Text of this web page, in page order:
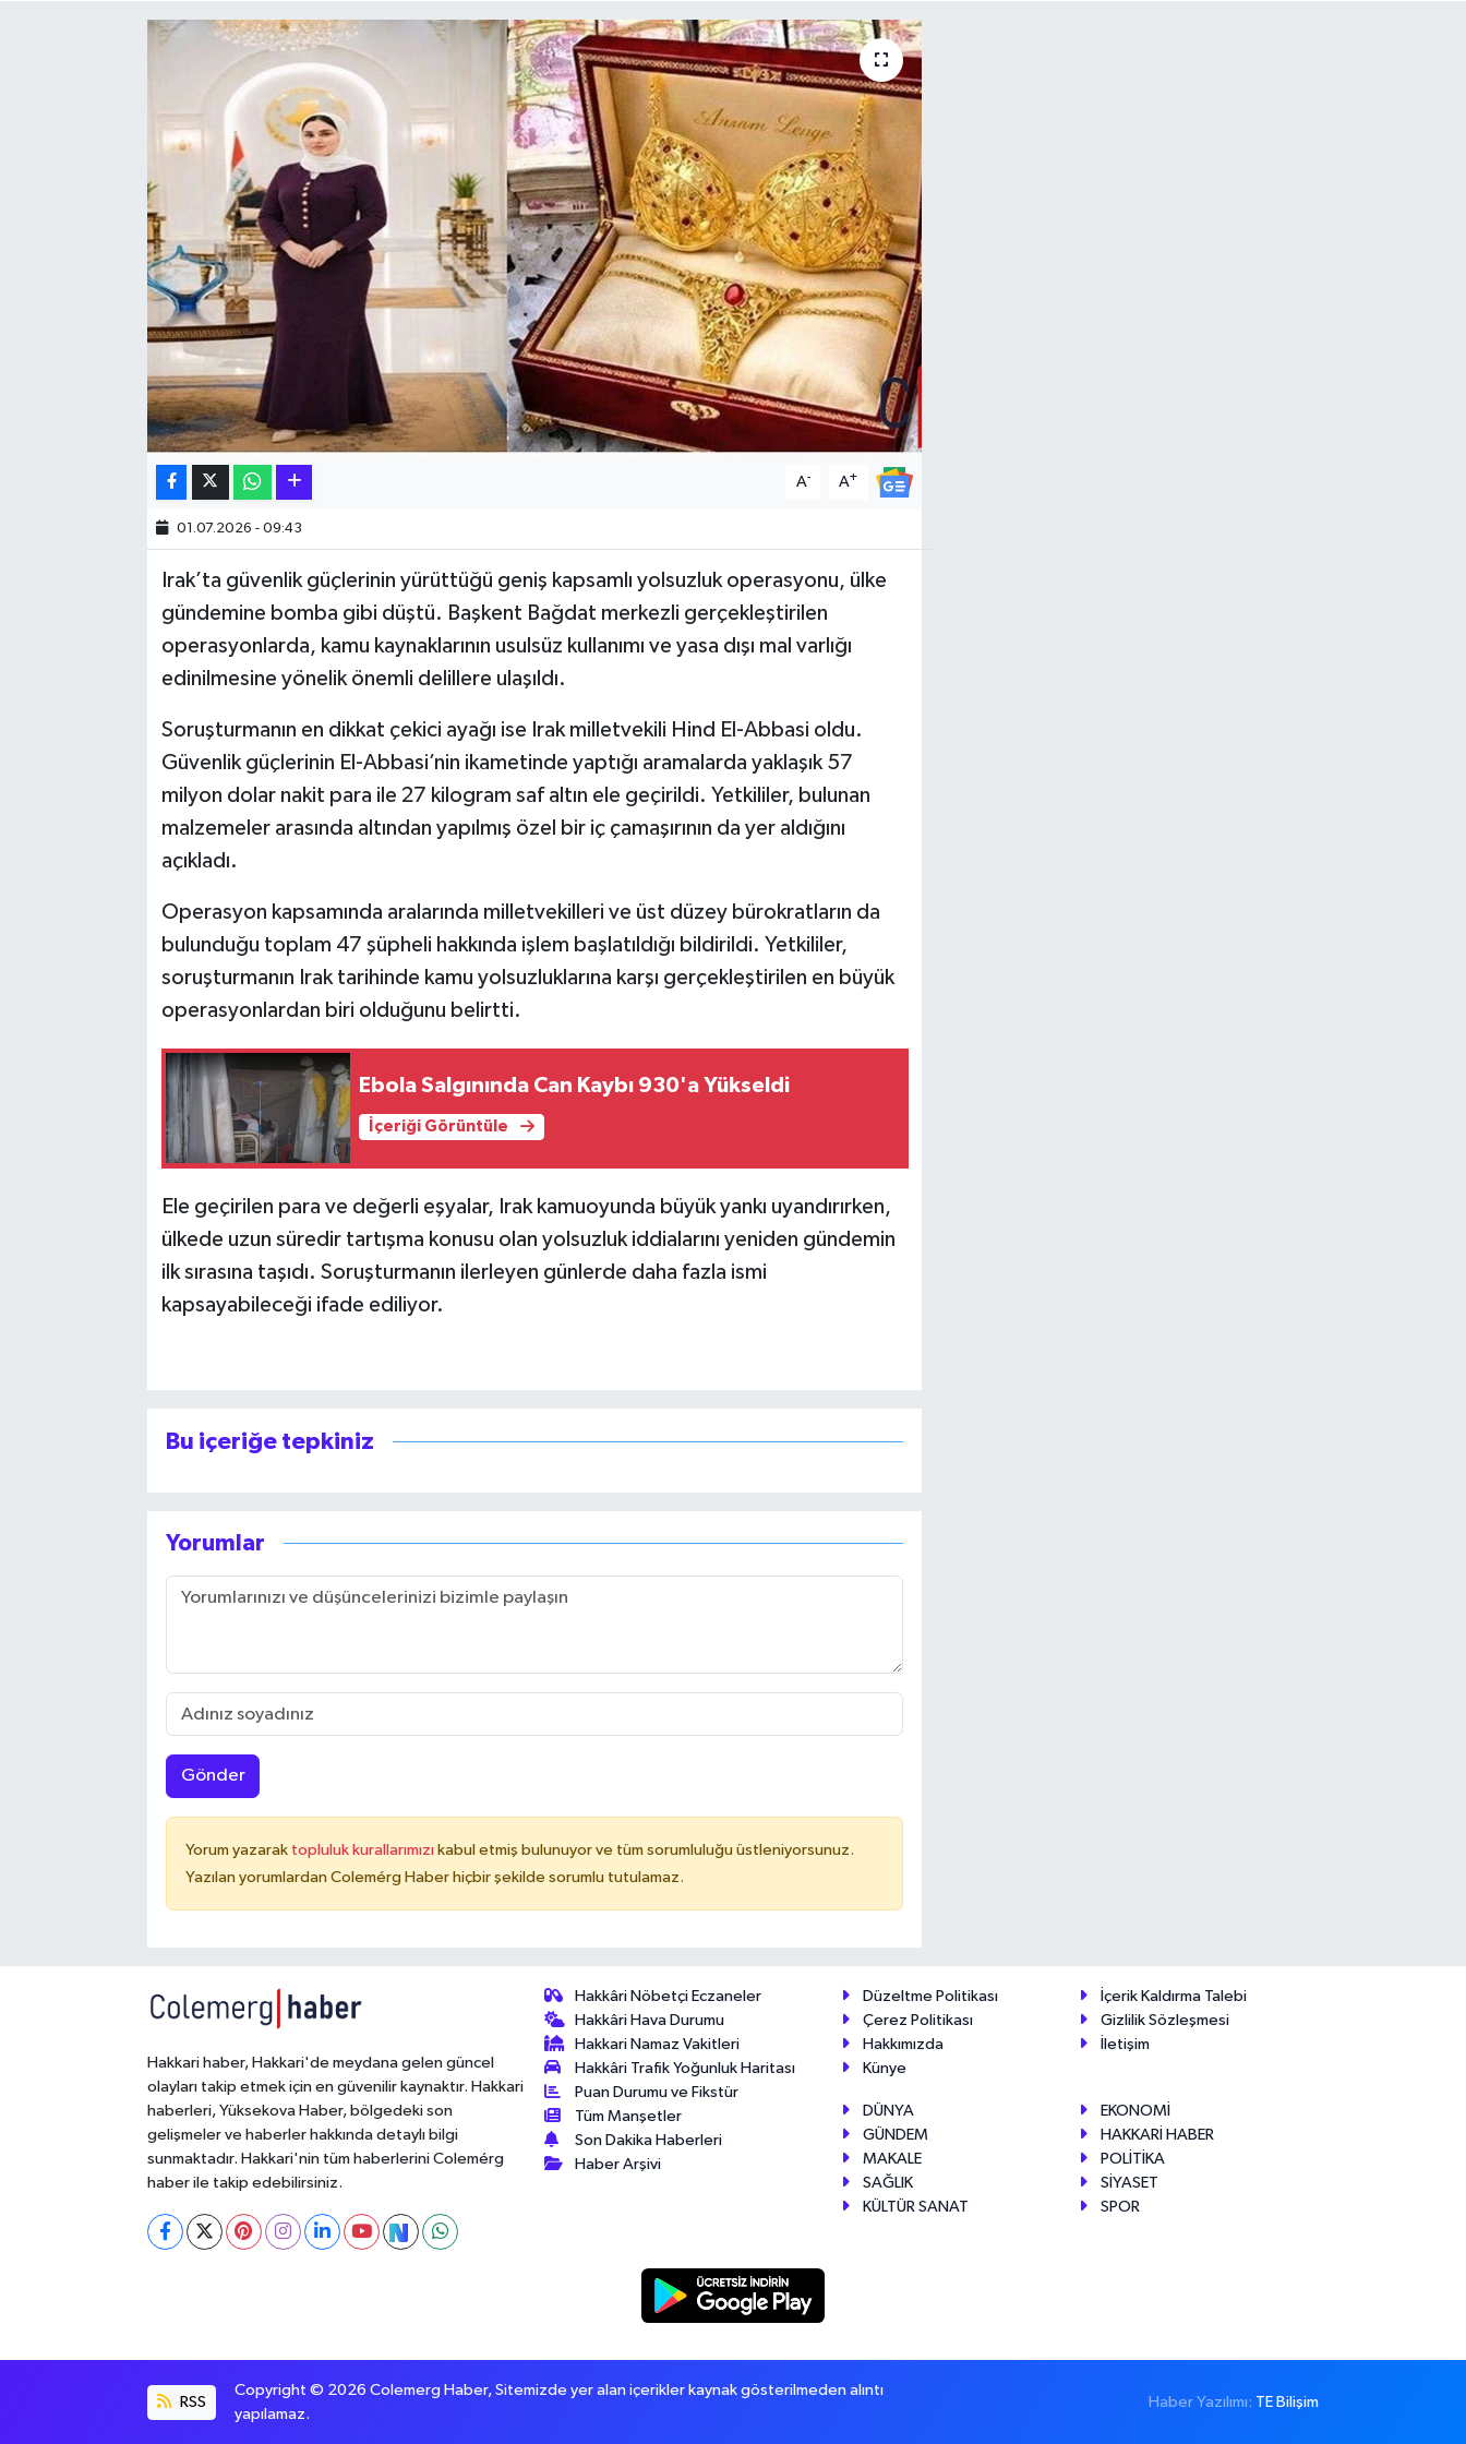
A- A+
01.07.2026 - 09:43
Irak’ta güvenlik güçlerinin yürüttüğü geniş kapsamlı yolsuzluk operasyonu, ülke
gündemine bomba gibi düştü. Başkent Bağdat merkezli gerçekleştirilen
operasyonlarda, kamu kaynaklarının usulsüz kullanımı ve yasa dışı mal varlığı
edinilmesine yönelik önemli delillere ulaşıldı.
Soruşturmanın en dikkat çekici ayağı ise Irak milletvekili Hind El-Abbasi oldu.
Güvenlik güçlerinin El-Abbasi’nin ikametinde yaptığı aramalarda yaklaşık 57
milyon dolar nakit para ile 27 kilogram saf altın ele geçirildi. Yetkililer, bulunan
malzemeler arasında altından yapılmış özel bir iç çamaşırının da yer aldığını
açıkladı.
Operasyon kapsamında aralarında milletvekilleri ve üst düzey bürokratların da
bulunduğu toplam 47 şüpheli hakkında işlem başlatıldığı bildirildi. Yetkililer,
soruşturmanın Irak tarihinde kamu yolsuzluklarına karşı gerçekleştirilen en büyük
operasyonlardan biri olduğunu belirtti.
Ebola Salgınında Can Kaybı 930'a Yükseldi
İçeriği Görüntüle
Ele geçirilen para ve değerli eşyalar, Irak kamuoyunda büyük yankı uyandırırken,
ülkede uzun süredir tartışma konusu olan yolsuzluk iddialarını yeniden gündemin
ilk sırasına taşıdı. Soruşturmanın ilerleyen günlerde daha fazla ismi
kapsayabileceği ifade ediliyor.
Bu içeriğe tepkiniz
Yorumlar
Gönder
Yorum yazarak topluluk kurallarımızı kabul etmiş bulunuyor ve tüm sorumluluğu üstleniyorsunuz.
Yazılan yorumlardan Colemérg Haber hiçbir şekilde sorumlu tutulamaz.
Hakkari haber, Hakkari'de meydana gelen güncel
olayları takip etmek için en güvenilir kaynaktır. Hakkari
haberleri, Yüksekova Haber, bölgedeki son
gelişmeler ve haberler hakkında detaylı bilgi
sunmaktadır. Hakkari'nin tüm haberlerini Colemérg
haber ile takip edebilirsiniz.
Hakkâri Nöbetçi Eczaneler
Hakkâri Hava Durumu
Hakkari Namaz Vakitleri
Hakkâri Trafik Yoğunluk Haritası
Puan Durumu ve Fikstür
Tüm Manşetler
Son Dakika Haberleri
Haber Arşivi
Düzeltme Politikası
İçerik Kaldırma Talebi
Çerez Politikası
Gizlilik Sözleşmesi
Hakkımızda
İletişim
Künye
DÜNYA
EKONOMİ
GÜNDEM
HAKKARİ HABER
MAKALE
POLİTİKA
SAĞLIK
SİYASET
KÜLTÜR SANAT
SPOR
RSS
Copyright © 2026 Colemerg Haber, Sitemizde yer alan içerikler kaynak gösterilmeden alıntı
yapılamaz.
Haber Yazılımı: TE Bilişim
Hakkari Haber
KÜLTÜR SANAT
MAGAZİN